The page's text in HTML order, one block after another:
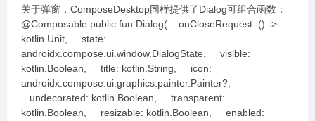
关于弹窗，ComposeDesktop同样提供了Dialog可组合函数：
@Composable public fun Dialog( onCloseRequest: () ->
kotlin.Unit, state:
androidx.compose.ui.window.DialogState, visible:
kotlin.Boolean, title: kotlin.String, icon:
androidx.compose.ui.graphics.painter.Painter?,
undecorated: kotlin.Boolean, transparent:
kotlin.Boolean, resizable: kotlin.Boolean, enabled: